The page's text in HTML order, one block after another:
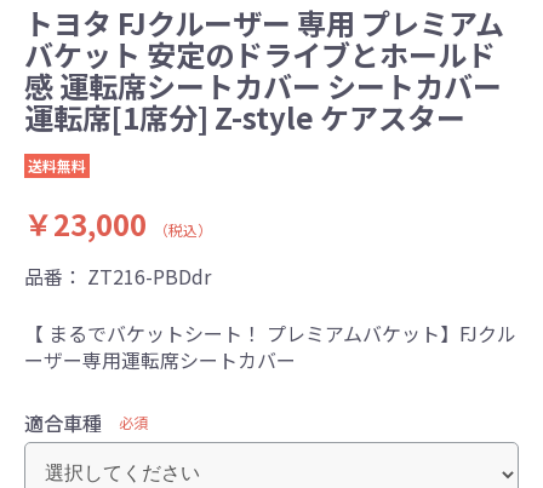
トヨタ FJクルーザー 専用 プレミアム
バケット 安定のドライブとホールド
感 運転席シートカバー シートカバー
運転席[1席分] Z-style ケアスター
送料無料
￥23,000 （税込）
品番： ZT216-PBDdr
【 まるでバケットシート！ プレミアムバケット】FJクル
ーザー専用運転席シートカバー
適合車種 必須